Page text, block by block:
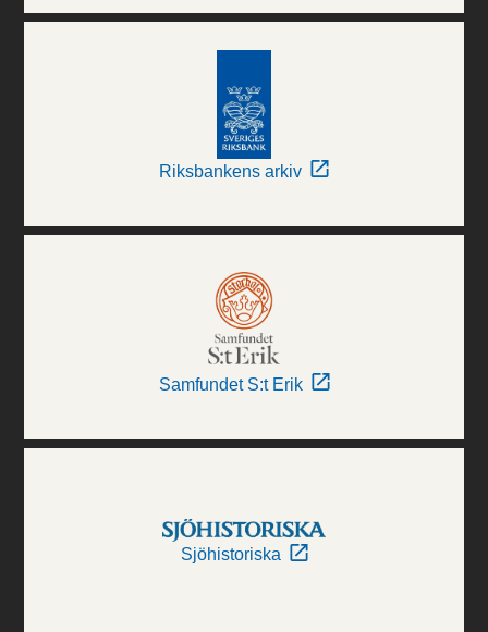
Riksbankens arkiv
Samfundet S:t Erik
Sjöhistoriska